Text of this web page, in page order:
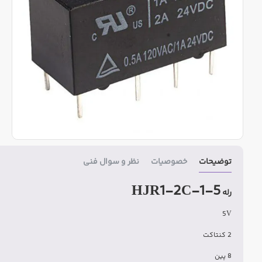
توضیحات خصوصیات نظر و سوال فنی
رلهHJR1-2C-1-5
5V
2 کنتاکت
8 پین